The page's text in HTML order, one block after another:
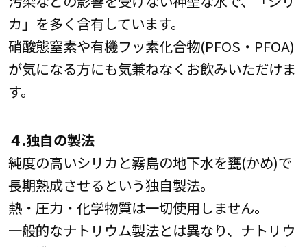
カ」を多く含有しています。
硝酸態窒素や有機フッ素化合物(PFOS・PFOA)
が気になる方にも気兼ねなくお飲みいただけま
す。
４.独自の製法
純度の高いシリカと霧島の地下水を甕(かめ)で
長期熟成させるという独自製法。
熱・圧力・化学物質は一切使用しません。
一般的なナトリウム製法とは異なり、ナトリウ